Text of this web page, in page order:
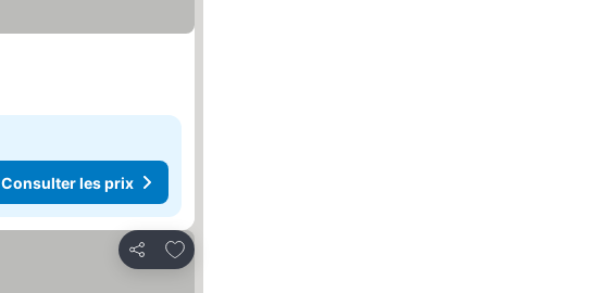
Consulter les prix
Partager
Ajouter à mes favoris